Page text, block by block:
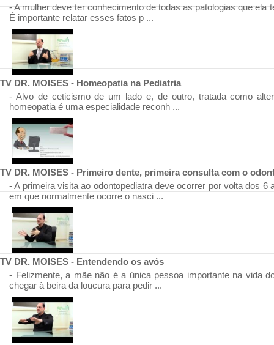
- A mulher deve ter conhecimento de todas as patologias que ela
É importante relatar esses fatos p ...
TV DR. MOISES - Homeopatia na Pediatria
- Alvo de ceticismo de um lado e, de outro, tratada como
homeopatia é uma especialidade reconh ...
TV DR. MOISES - Primeiro dente, primeira consulta com o
- A primeira visita ao odontopediatra deve ocorrer por volta dos 6
em que normalmente ocorre o nasci ...
TV DR. MOISES - Entendendo os avós
- Felizmente, a mãe não é a única pessoa importante na vida
chegar à beira da loucura para pedir ...